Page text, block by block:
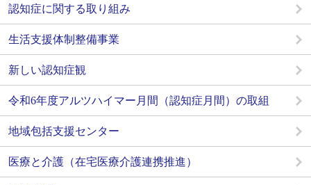
認知症に関する取り組み
生活支援体制整備事業
新しい認知症観
令和6年度アルツハイマー月間（認知症月間）の取組
地域包括支援センター
医療と介護（在宅医療介護連携推進）